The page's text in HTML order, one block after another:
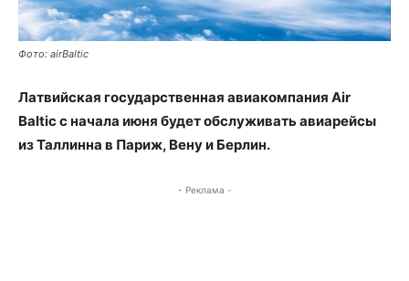
Фото: airBaltic
Латвийская государственная авиакомпания Air
Baltic с начала июня будет обслуживать авиарейсы
из Таллинна в Париж, Вену и Берлин.
- Реклама -